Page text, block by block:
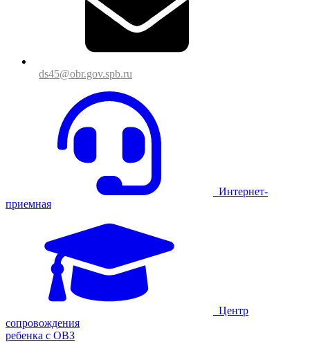
ds45@obr.gov.spb.ru
Интернет-
приемная
Центр
сопровождения
ребенка с ОВЗ